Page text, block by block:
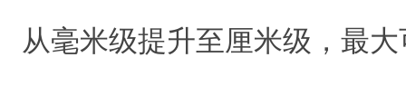
从毫米级提升至厘米级，最